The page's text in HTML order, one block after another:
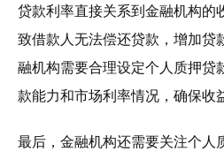
贷款利率直接关系到金融机构的
致借款人无法偿还贷款，增加贷
融机构需要合理设定个人质押贷
款能力和市场利率情况，确保收
最后，金融机构还需要关注个人